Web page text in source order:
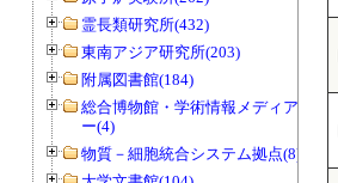
霊長類研究所(432)
東南アジア研究所(203)
附属図書館(184)
総合博物館・学術情報メディアセンタ
ー(4)
物質－細胞統合システム拠点(8)